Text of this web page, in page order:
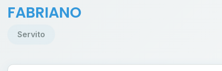
FABRIANO
Servito